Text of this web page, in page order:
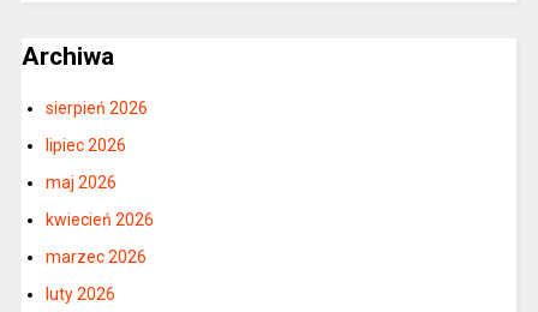
Archiwa
sierpień 2026
lipiec 2026
maj 2026
kwiecień 2026
marzec 2026
luty 2026